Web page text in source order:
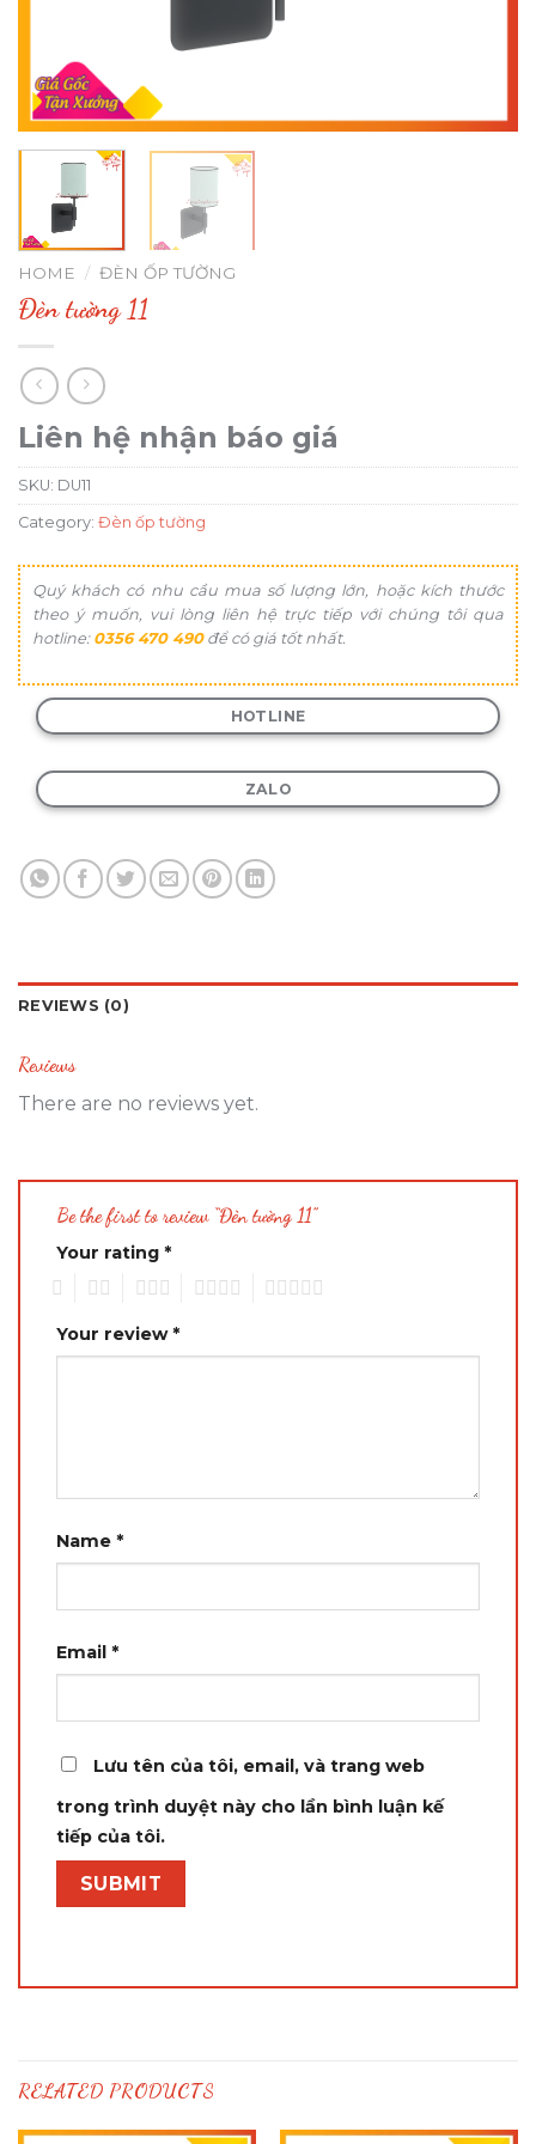
HOME / ĐÈN ỐP TƯỜNG
Đèn tường 11
Liên hệ nhận báo giá
SKU: DU11
Category: Đèn ốp tường
Quý khách có nhu cầu mua số lượng lớn, hoặc kích thước
theo ý muốn, vui lòng liên hệ trực tiếp với chúng tôi qua
hotline: 0356 470 490để có giá tốt nhất.
HOTLINE
ZALO
REVIEWS (0)
Reviews
There are no reviews yet.
Be the first to review “Đèn tường 11”
Your rating *
Your review*
Name *
Email *
Lưu tên của tôi, email, và trang web
trong trình duyệt này cho lần bình luận kế
tiếp của tôi.
RELATED PRODUCTS